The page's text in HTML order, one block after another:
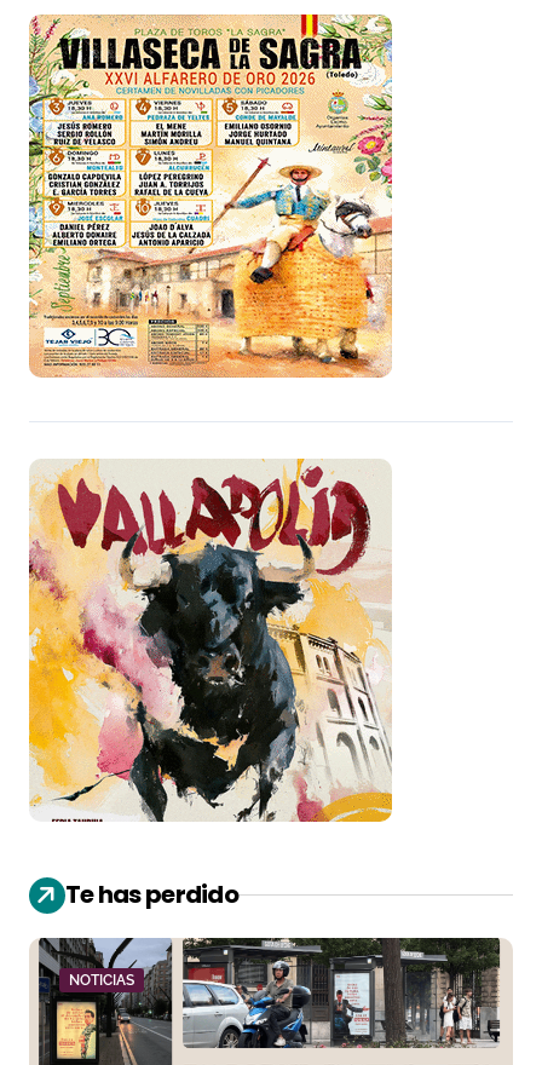
Te has perdido
NOTICIAS